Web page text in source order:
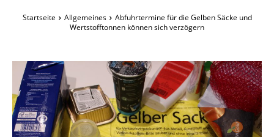
Startseite Allgemeines
Abfuhrtermine für die Gelben Säcke und
Wertstofftonnen können sich verzögern